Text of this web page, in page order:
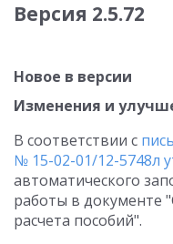
Версия 2.5.72
Новое в версии
Изменения и
В соответствии с
№ 15-02-01/12-5748л
автоматического
работы в документе
расчета пособий".